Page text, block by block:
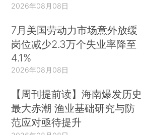
2026年08月08日
7月美国劳动力市场意外放缓
岗位减少2.3万个失业率降至
4.1%
2026年08月08日
【周刊提前读】海南爆发历史
最大赤潮 渔业基础研究与防
范应对亟待提升